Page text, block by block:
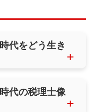
代をどう生き
代の税理士像